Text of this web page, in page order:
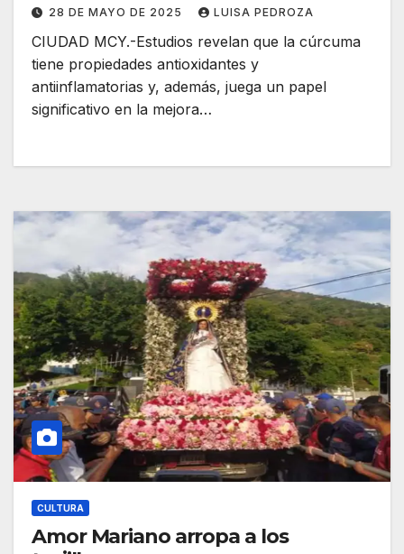
28 DE MAYO DE 2025 LUISA PEDROZA
CIUDAD MCY.-Estudios revelan que la cúrcuma
tiene propiedades antioxidantes y
antiinflamatorias y, además, juega un papel
significativo en la mejora…
CULTURA
Amor Mariano arropa a los